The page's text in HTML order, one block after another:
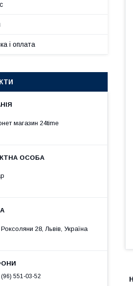
і оплата
магазин 24time
28, Львів, Україна
551-03-52